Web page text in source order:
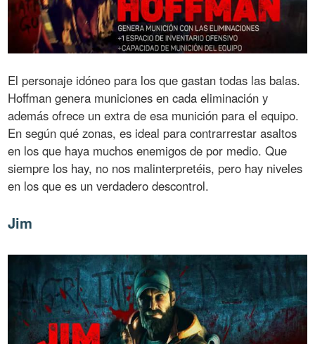
El personaje idóneo para los que gastan todas las balas.
Hoffman genera municiones en cada eliminación y
además ofrece un extra de esa munición para el equipo.
En según qué zonas, es ideal para contrarrestar asaltos
en los que haya muchos enemigos de por medio. Que
siempre los hay, no nos malinterpretéis, pero hay niveles
en los que es un verdadero descontrol.
Jim